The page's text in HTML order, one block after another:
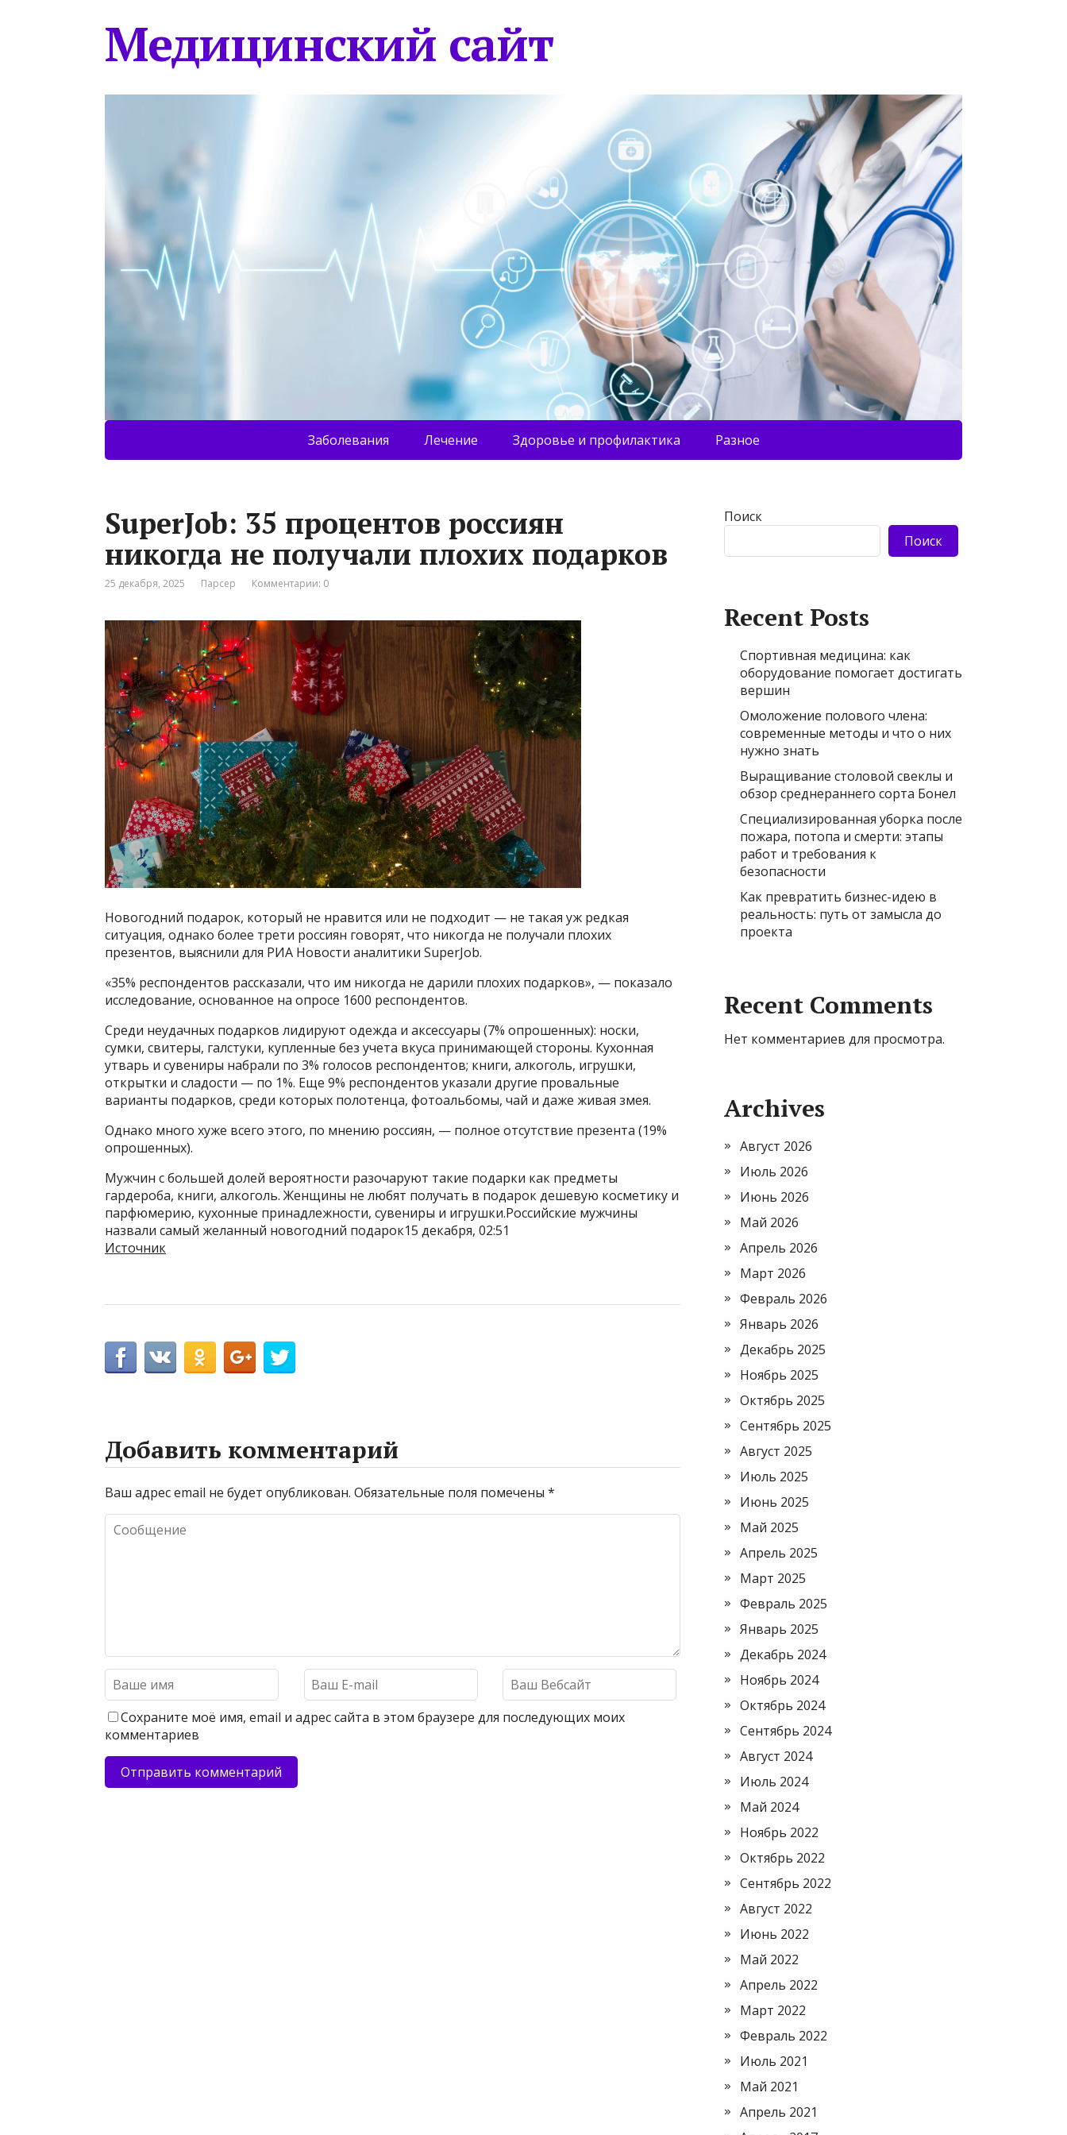
Медицинский сайт
Заболевания Лечение Здоровье и профилактика Разное
SuperJob: 35 процентов россиян
никогда не получали плохих подарков
25 декабря, 2025 Парсер Комментарии: 0
Новогодний подарок, который не нравится или не подходит — не такая уж редкая
ситуация, однако более трети россиян говорят, что никогда не получали плохих
презентов, выяснили для РИА Новости аналитики SuperJob.
«35% респондентов рассказали, что им никогда не дарили плохих подарков», — показало
исследование, основанное на опросе 1600 респондентов.
Среди неудачных подарков лидируют одежда и аксессуары (7% опрошенных): носки,
сумки, свитеры, галстуки, купленные без учета вкуса принимающей стороны. Кухонная
утварь и сувениры набрали по 3% голосов респондентов; книги, алкоголь, игрушки,
открытки и сладости — по 1%. Еще 9% респондентов указали другие провальные
варианты подарков, среди которых полотенца, фотоальбомы, чай и даже живая змея.
Однако много хуже всего этого, по мнению россиян, — полное отсутствие презента (19%
опрошенных).
Мужчин с большей долей вероятности разочаруют такие подарки как предметы
гардероба, книги, алкоголь. Женщины не любят получать в подарок дешевую косметику и
парфюмерию, кухонные принадлежности, сувениры и игрушки.Российские мужчины
назвали самый желанный новогодний подарок15 декабря, 02:51
Источник
Добавить комментарий
Ваш адрес email не будет опубликован. Обязательные поля помечены *
Сохраните моё имя, email и адрес сайта в этом браузере для последующих моих
комментариев
Поиск
Поиск
Recent Posts
Спортивная медицина: как
оборудование помогает достигать
вершин
Омоложение полового члена:
современные методы и что о них
нужно знать
Выращивание столовой свеклы и
обзор среднераннего сорта Бонел
Специализированная уборка после
пожара, потопа и смерти: этапы
работ и требования к
безопасности
Как превратить бизнес-идею в
реальность: путь от замысла до
проекта
Recent Comments
Нет комментариев для просмотра.
Archives
Август 2026
Июль 2026
Июнь 2026
Май 2026
Апрель 2026
Март 2026
Февраль 2026
Январь 2026
Декабрь 2025
Ноябрь 2025
Октябрь 2025
Сентябрь 2025
Август 2025
Июль 2025
Июнь 2025
Май 2025
Апрель 2025
Март 2025
Февраль 2025
Январь 2025
Декабрь 2024
Ноябрь 2024
Октябрь 2024
Сентябрь 2024
Август 2024
Июль 2024
Май 2024
Ноябрь 2022
Октябрь 2022
Сентябрь 2022
Август 2022
Июнь 2022
Май 2022
Апрель 2022
Март 2022
Февраль 2022
Июль 2021
Май 2021
Апрель 2021